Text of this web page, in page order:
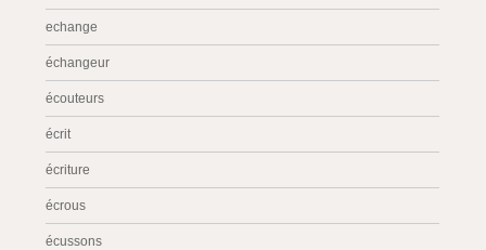
echange
échangeur
écouteurs
écrit
écriture
écrous
écussons